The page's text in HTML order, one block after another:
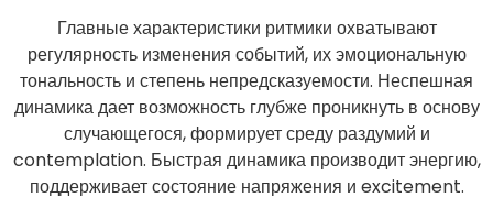
Главные характеристики ритмики охватывают
регулярность изменения событий, их эмоциональную
тональность и степень непредсказуемости. Неспешная
динамика дает возможность глубже проникнуть в основу
случающегося, формирует среду раздумий и
contemplation. Быстрая динамика производит энергию,
поддерживает состояние напряжения и excitement.